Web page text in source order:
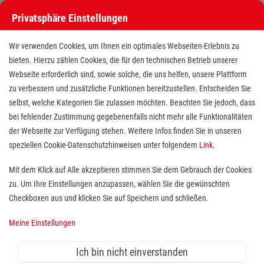
Pflegefachkraft (m/w/d) mit 1-
oder 3-jähriger Ausbildung oder
medizinische Fachangestellte
Standort(e):Schwäbisch Gmünd
Sie suchen Abwechslung in Ihrem Arbeitsalltag und
Privatsphäre Einstellungen
Wir verwenden Cookies, um Ihnen ein optimales Webseiten-Erlebnis zu
bieten. Hierzu zählen Cookies, die für den technischen Betrieb unserer
Webseite erforderlich sind, sowie solche, die uns helfen, unsere Plattform
zu verbessern und zusätzliche Funktionen bereitzustellen. Entscheiden Sie
selbst, welche Kategorien Sie zulassen möchten. Beachten Sie jedoch, dass
bei fehlender Zustimmung gegebenenfalls nicht mehr alle Funktionalitäten
der Webseite zur Verfügung stehen. Weitere Infos finden Sie in unseren
speziellen Cookie-Datenschutzhinweisen unter folgendem Link.
Mit dem Klick auf Alle akzeptieren stimmen Sie dem Gebrauch der Cookies
zu. Um Ihre Einstellungen anzupassen, wählen Sie die gewünschten
Checkboxen aus und klicken Sie auf Speichern und schließen.
Meine Einstellungen
Ich bin nicht einverstanden